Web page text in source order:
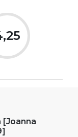
[Joanna